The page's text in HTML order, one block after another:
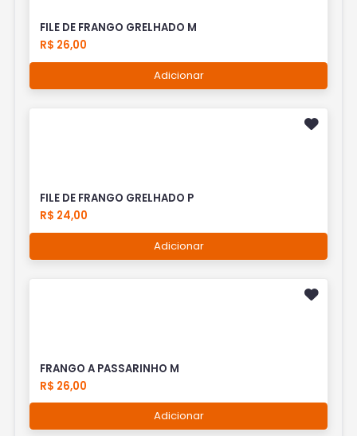
FILE DE FRANGO GRELHADO M
R$ 26,00
Adicionar
FILE DE FRANGO GRELHADO P
R$ 24,00
Adicionar
FRANGO A PASSARINHO M
R$ 26,00
Adicionar